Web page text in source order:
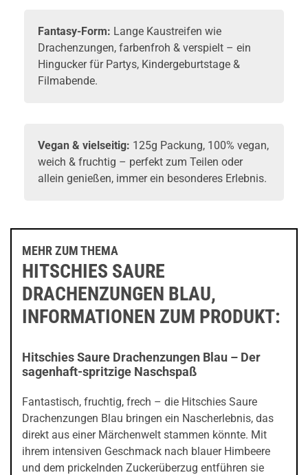
Fantasy-Form: Lange Kaustreifen wie
Drachenzungen, farbenfroh & verspielt – ein
Hingucker für Partys, Kindergeburtstage &
Filmabende.
Vegan & vielseitig: 125g Packung, 100% vegan,
weich & fruchtig – perfekt zum Teilen oder
allein genießen, immer ein besonderes Erlebnis.
MEHR ZUM THEMA
HITSCHIES SAURE
DRACHENZUNGEN BLAU,
INFORMATIONEN ZUM PRODUKT:
Hitschies Saure Drachenzungen Blau – Der
sagenhaft-spritzige Naschspaß
Fantastisch, fruchtig, frech – die Hitschies Saure
Drachenzungen Blau bringen ein Nascherlebnis, das
direkt aus einer Märchenwelt stammen könnte. Mit
ihrem intensiven Geschmack nach blauer Himbeere
und dem prickelnden Zuckerüberzug entführen sie